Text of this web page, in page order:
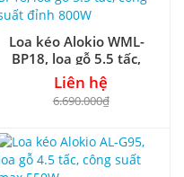
Loa kéo Alokio WML-
BP18, loa gỗ 5.5 tấc,
công suất đỉnh 800W
Liên hệ
6.690.000₫